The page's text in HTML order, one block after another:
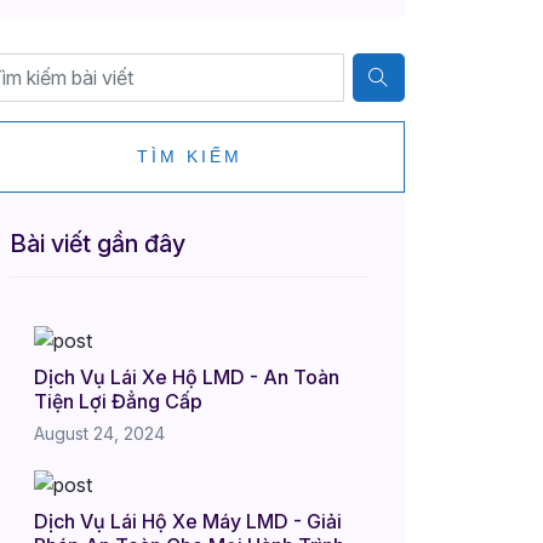
TÌM KIẾM
Bài viết gần đây
Dịch Vụ Lái Xe Hộ LMD - An Toàn
Tiện Lợi Đẳng Cấp
August 24, 2024
Dịch Vụ Lái Hộ Xe Máy LMD - Giải